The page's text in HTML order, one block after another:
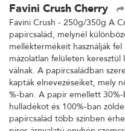
Favini Crush Cherry
Favini Crush - 250g/350g A
papírcsalád, melynél
melléktermékeit használják
mázolatlan felületen
válnak. A papírcsaládban
kapták elnevezéseiket, mely
%-ban. A papír emellett
hulladékot és 100%-ban
papírcsalád több színben